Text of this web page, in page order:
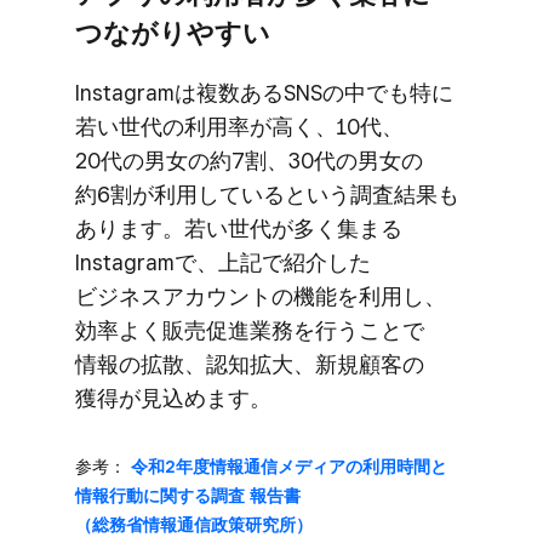
つながりやすい
Instagramは​複数ある​SNSの​中でも​特に​
若い​世代の​利用率が​高く、​10代、​
20代の​男女の​約7割、​30代の​男女の​
約6割が​利用していると​いう​調査結果も​
あります。​若い​世代が​多く​集まる​
Instagramで、​上記で​紹介した​
ビジネスアカウントの​機能を​利用し、​
効率よく​販売促進業務を​行う​ことで​
情報の​拡散、​認知拡大、​新規顧客の​
獲得が​見込めます。
参考：
令和2年度情報通信メディアの​利用​時間と​
情報行動に​関する​調査 報告書​
（総務省情報通信政策研究所）